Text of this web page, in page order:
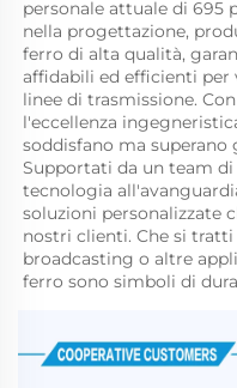
personale attuale di 695
nella progettazione,
ferro di alta qualità,
affidabili ed efficienti
linee di trasmissione.
l'eccellenza
soddisfano ma
Supportati da un team
tecnologia
soluzioni personalizzate
nostri clienti. Che si
broadcasting o altre